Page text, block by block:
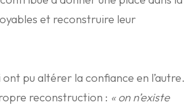
et reconstruire leur
pu altérer la confiance en l’autre.
reconstruction : « on n’existe